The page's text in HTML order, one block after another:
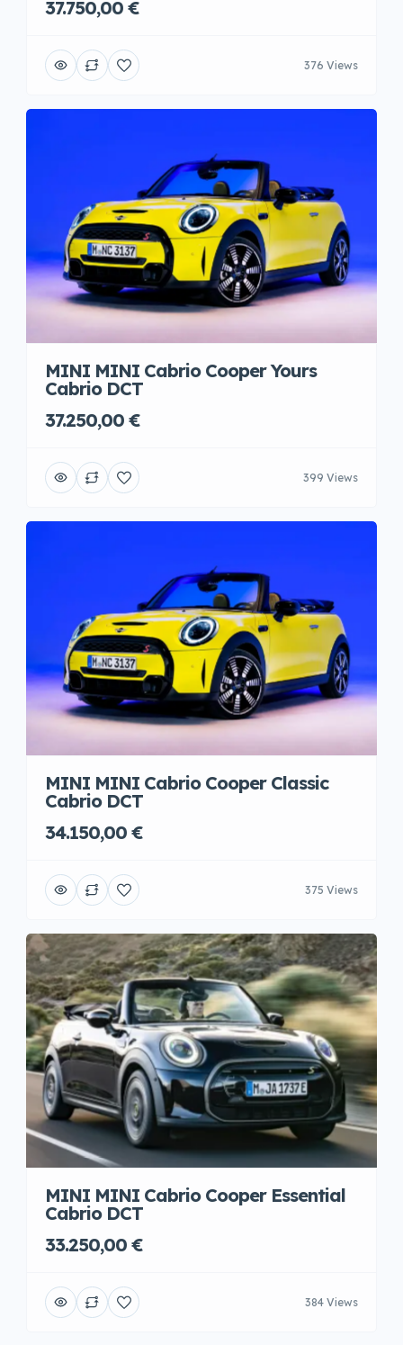
37.750,00 €
376 Views
MINI MINI Cabrio Cooper Yours
Cabrio DCT
37.250,00 €
399 Views
MINI MINI Cabrio Cooper Classic
Cabrio DCT
34.150,00 €
375 Views
MINI MINI Cabrio Cooper Essential
Cabrio DCT
33.250,00 €
384 Views